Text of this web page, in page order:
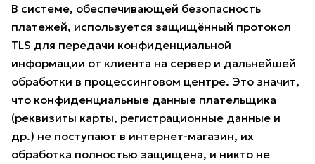
В системе, обеспечивающей безопасность
платежей, используется защищённый протокол
TLS для передачи конфиденциальной
информации от клиента на сервер и дальнейшей
обработки в процессинговом центре. Это значит,
что конфиденциальные данные плательщика
(реквизиты карты, регистрационные данные и
др.) не поступают в интернет-магазин, их
обработка полностью защищена, и никто не